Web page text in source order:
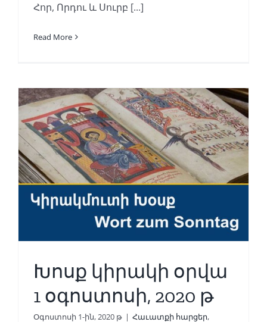
Հոր, Որդու և Սուրբ [...]
Read More
Խոսք կիրակի օրվա
1 օգոստոսի, 2020 թ
Օգոստոսի 1-ին, 2020 թ | Հաւատքի հարցեր,